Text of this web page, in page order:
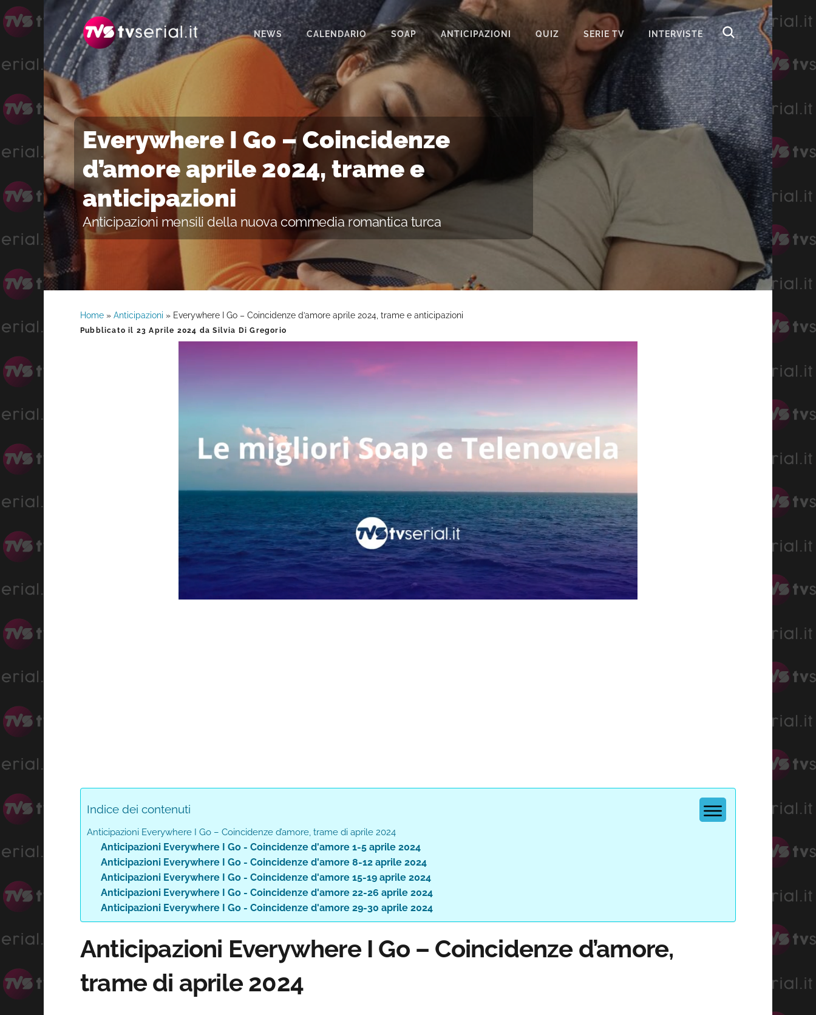
Passa
navigazione
primaria
Passa
contenuto
principale
Passa
barra
laterale
primaria
NEWS CALENDARIO SOAP
IL PARADISO DELLE SIGNORE
SEGRETI DI FAMIGLIA
TEMPESTA D’AMORE
UN POSTO AL SOLE
ANTICIPAZIONI QUIZ SERIE TV INTERVISTE
Everywhere I Go – Coincidenze
d’amore aprile 2024, trame e
anticipazioni
Anticipazioni mensili della nuova commedia romantica turca
Home » Anticipazioni » Everywhere I Go – Coincidenze d’amore aprile 2024, trame e anticipazioni
Pubblicato il 23 Aprile 2024 daSilvia Di Gregorio
0%
0%
Indice dei contenuti
Anticipazioni Everywhere I Go – Coincidenze d’amore, trame di aprile 2024
Anticipazioni Everywhere I Go - Coincidenze d'amore 1-5 aprile 2024
Anticipazioni Everywhere I Go - Coincidenze d'amore 8-12 aprile 2024
Anticipazioni Everywhere I Go - Coincidenze d'amore 15-19 aprile 2024
Anticipazioni Everywhere I Go - Coincidenze d'amore 22-26 aprile 2024
Anticipazioni Everywhere I Go - Coincidenze d'amore 29-30 aprile 2024
Anticipazioni Everywhere I Go – Coincidenze d’amore,
trame di aprile 2024
Barra